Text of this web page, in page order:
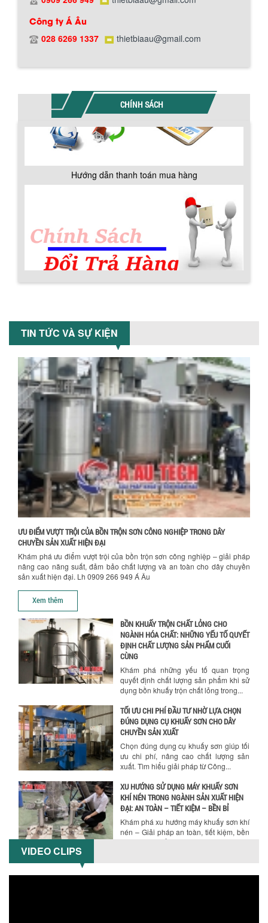
Công ty Á Âu
028 6269 1337 thietbiaau@gmail.com
CHÍNH SÁCH
Hướng dẫn thanh toán mua hàng
Chính sách bảo hành
Hướng dẫn thanh toán mua hàng
TIN TỨC VÀ SỰ KIỆN
ƯU ĐIỂM VƯỢT TRỘI CỦA BỒN TRỘN SƠN CÔNG NGHIỆP TRONG DÂY
CHUYỀN SẢN XUẤT HIỆN ĐẠI
Khám phá ưu điểm vượt trội của bồn trộn sơn công nghiệp – giải pháp
nâng cao năng suất, đảm bảo chất lượng và an toàn cho dây chuyền
sản xuất hiện đại. Lh 0909 266 949 Á Âu
Xem thêm
tạo gồm 2 lớp inox và được dùng để
làm giảm nhiệt độ của nguyên...
Máy trộn bột khô 500kg được thiết kế
thân bồn nằm ngang, với cánh trộn bột
Máy trộn bột khô 200kg được gia công
sản xuất tại công ty Á Âu. Máy dùng
trộn các loại bột khô trong các ngành...
VÌ SAO DOANH NGHIỆP NÊN CHỌN MÁY
NGHIỀN MÀU SƠN Á ÂU?
Khám phá lý do doanh nghiệp nên
chọn máy nghiền màu sơn Á Âu: hiệu
CÔNG NGHIỆP GIẢM SỐC
công nghiệp giảm sốc lên đến 20%.
Tiết kiệm chi phí, nhận ngay máy
khuấy...
TỐI ƯU CHI PHÍ SẢN XUẤT VỚI MÁY TRỘN
SƠN CÔNG NGHIỆP HIỆN ĐẠI
Khám phá cách máy trộn sơn công
nghiệp giúp doanh nghiệp tiết kiệm
nguyên liệu, nhân công và chi phí vận
NHỮNG TIÊU CHÍ QUAN TRỌNG KHI LỰA
CHỌN MÁY KHUẤY TRỘN HÓA CHẤT CHO
NHÀ MÁY
Khám phá những tiêu chí quan trọng
giúp doanh nghiệp lựa chọn máy khuấy
trộn hóa chất phù hợp. Từ máy khuấy
hóa...
BỒN KHUẤY SƠN: VẬT LIỆU, DUNG TÍCH VÀ
CÔNG SUẤT KHUẤY
Khám phá các yếu tố quan trọng khi
BỒN KHUẤY TRỘN CHẤT LỎNG CHO
NGÀNH HÓA CHẤT: NHỮNG YẾU TỐ QUYẾT
ĐỊNH CHẤT LƯỢNG SẢN PHẨM CUỐI
CÙNG
Khám phá những yếu tố quan trọng
quyết định chất lượng sản phẩm khi sử
dụng bồn khuấy trộn chất lỏng trong...
TỐI ƯU CHI PHÍ ĐẦU TƯ NHỜ LỰA CHỌN
ĐÚNG DỤNG CỤ KHUẤY SƠN CHO DÂY
CHUYỀN SẢN XUẤT
Chọn đúng dụng cụ khuấy sơn giúp tối
ưu chi phí, nâng cao chất lượng sản
xuất. Tìm hiểu giải pháp từ Công...
XU HƯỚNG SỬ DỤNG MÁY KHUẤY SƠN
KHÍ NÉN TRONG NGÀNH SẢN XUẤT HIỆN
ĐẠI: AN TOÀN – TIẾT KIỆM – BỀN BỈ
Khám phá xu hướng máy khuấy sơn khí
nén – Giải pháp an toàn, tiết kiệm, bền
bỉ cho sản xuất sơn công nghiệp...
GIÁ RẺ CHO NGÀNH HÓA CHẤT?
VIDEO CLIPS